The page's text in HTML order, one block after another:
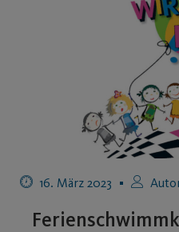
16. März 2023